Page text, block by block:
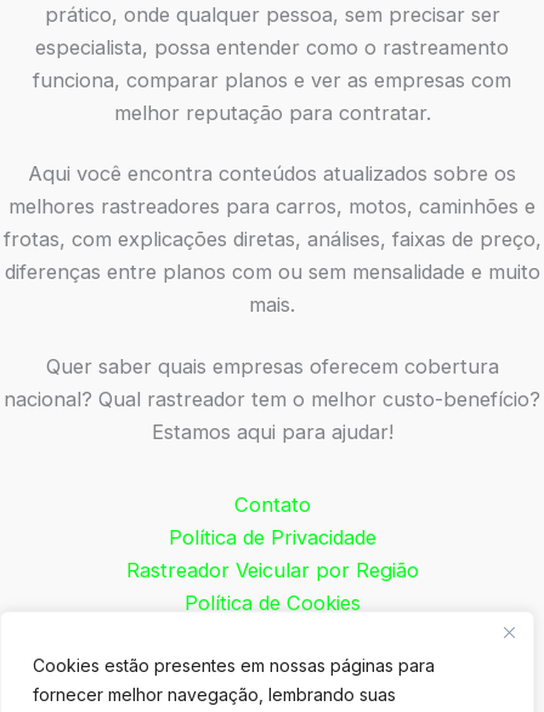
Cookies estão presentes em nossas páginas para
fornecer melhor navegação, lembrando suas
prático, onde qualquer pessoa, sem precisar ser
especialista, possa entender como o rastreamento
funciona, comparar planos e ver as empresas com
melhor reputação para contratar.
Aqui você encontra conteúdos atualizados sobre os
melhores rastreadores para carros, motos, caminhões e
frotas, com explicações diretas, análises, faixas de preço,
diferenças entre planos com ou sem mensalidade e muito
mais.
Quer saber quais empresas oferecem cobertura
nacional? Qual rastreador tem o melhor custo-benefício?
Estamos aqui para ajudar!
Contato
Política de Privacidade
Rastreador Veicular por Região
Política de Cookies